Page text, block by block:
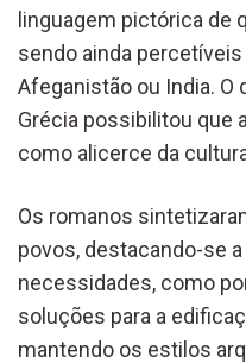
linguagem pictórica de
sendo ainda
Afeganistão ou India. O
Grécia possibilitou que
como alicerce da
Os romanos
povos, destacando-se
necessidades, como
soluções para a
mantendo os estilos